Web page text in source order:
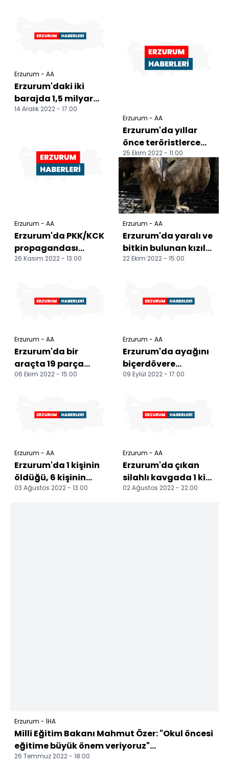
Erzurum - AA
Erzurum'daki iki
barajda 1,5 milyar
metreküp su
14 Aralık 2022 - 17:00
Erzurum - AA
Erzurum'da PKK/KCK
propagandası
yaptıkları iddiasıyla
26 Kasım 2022 - 13:00
Erzurum - AA
Erzurum'da yıllar
önce teröristlerce
yol kenarına
döşenen patlayıcı
imha ed...
25 Ekim 2022 - 11:00
Erzurum - AA
Erzurum'da yaralı ve
bitkin bulunan kızıl
şahin ile kara çaylak
22 Ekim 2022 - 15:00
Erzurum - AA
Erzurum'da bir
araçta 19 parça
tarihi eser ele
06 Ekim 2022 - 15:00
Erzurum - AA
Erzurum'da ayağını
biçerdövere
kaptıran kişi
09 Eylül 2022 - 17:00
Erzurum - AA
Erzurum'da 1 kişinin
öldüğü, 6 kişinin
yaralandığı
03 Ağustos 2022 - 13:00
Erzurum - AA
Erzurum'da çıkan
silahlı kavgada 1 kişi
öldü, 6 kişi yaralandı
02 Ağustos 2022 - 22:00
Erzurum - İHA
Milli Eğitim Bakanı Mahmut Özer: "Okul öncesi
eğitime büyük önem veriyoruz"...
26 Temmuz 2022 - 18:00